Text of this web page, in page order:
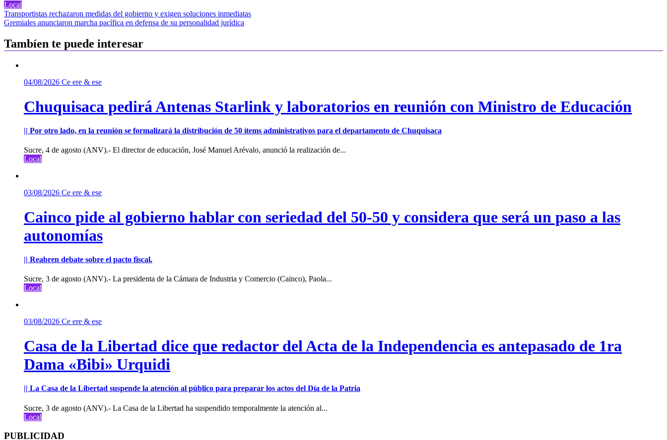
Local
Navegación
de
entradas
Transportistas rechazaron medidas del gobierno y exigen soluciones inmediatas
Gremiales anunciaron marcha pacífica en defensa de su personalidad jurídica
Tambíen te puede interesar
04/08/2026 Ce ere & ese
Chuquisaca pedirá Antenas Starlink y laboratorios en reunión con Ministro de Educación
|| Por otro lado, en la reunión se formalizará la distribución de 50 ítems administrativos para el departamento de Chuquisaca
Sucre, 4 de agosto (ANV).- El director de educación, José Manuel Arévalo, anunció la realización de...
Local
03/08/2026 Ce ere & ese
Cainco pide al gobierno hablar con seriedad del 50-50 y considera que será un paso a las
autonomías
|| Reabren debate sobre el pacto fiscal.
Sucre, 3 de agosto (ANV).- La presidenta de la Cámara de Industria y Comercio (Cainco), Paola...
Local
03/08/2026 Ce ere & ese
Casa de la Libertad dice que redactor del Acta de la Independencia es antepasado de 1ra
Dama «Bibi» Urquidi
|| La Casa de la Libertad suspende la atención al público para preparar los actos del Día de la Patria
Sucre, 3 de agosto (ANV).- La Casa de la Libertad ha suspendido temporalmente la atención al...
Local
PUBLICIDAD